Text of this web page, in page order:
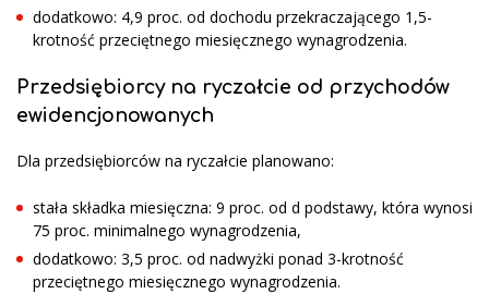
dodatkowo: 4,9 proc. od dochodu przekraczającego 1,5-
krotność przeciętnego miesięcznego wynagrodzenia.
Przedsiębiorcy na ryczałcie od przychodów
ewidencjonowanych
Dla przedsiębiorców na ryczałcie planowano:
stała składka miesięczna: 9 proc. od d podstawy, która wynosi
75 proc. minimalnego wynagrodzenia,
dodatkowo: 3,5 proc. od nadwyżki ponad 3-krotność
przeciętnego miesięcznego wynagrodzenia.